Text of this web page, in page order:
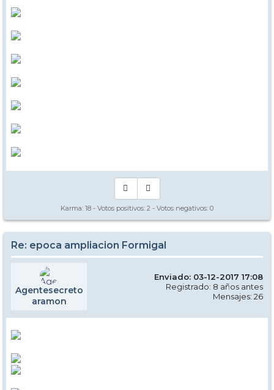
Karma: 18 - Votos positivos: 2 - Votos negativos: 0
Re: epoca ampliacion Formigal
Agentesecreto
aramon
Enviado: 03-12-2017 17:08
Registrado: 8 años antes
Mensajes: 26